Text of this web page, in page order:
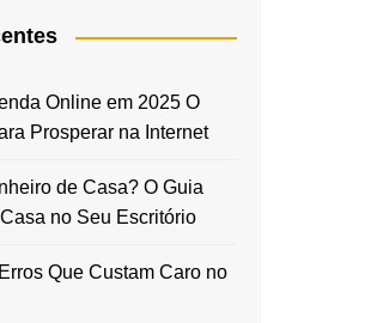
Online em 2025 O
Prosperar na Internet
de Casa? O Guia
no Seu Escritório
Que Custam Caro no